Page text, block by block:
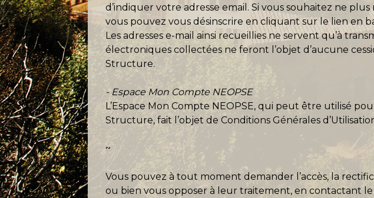
d’indiquer votre adresse email. Si vous souhaitez ne
vous pouvez vous désinscrire en cliquant sur le lien en
Les adresses e-mail ainsi recueillies ne servent qu’à
électroniques collectées ne feront l’objet d’aucune
Structure.
- Espace Mon Compte NEOPSE
L’Espace Mon Compte NEOPSE, qui peut être utilisé
Structure, fait l’objet de Conditions Générales
~
Vous pouvez à tout moment demander l’accès, la
ou bien vous opposer à leur traitement, en contactant